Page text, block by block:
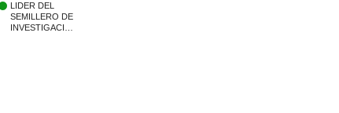
LIDER DEL
SEMILLERO DE
INVESTIGACI…